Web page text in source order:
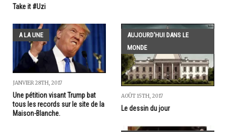
Take it #Uzi
A LA UNE
JANVIER 28TH, 2017
Une pétition visant Trump bat
tous les records sur le site de la
Maison-Blanche.
AUJOURD'HUI DANS LE
MONDE
AOÛT 15TH, 2017
Le dessin du jour